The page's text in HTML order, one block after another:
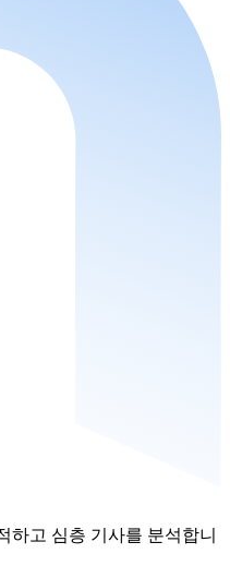
하고 심층 기사를 분석합니